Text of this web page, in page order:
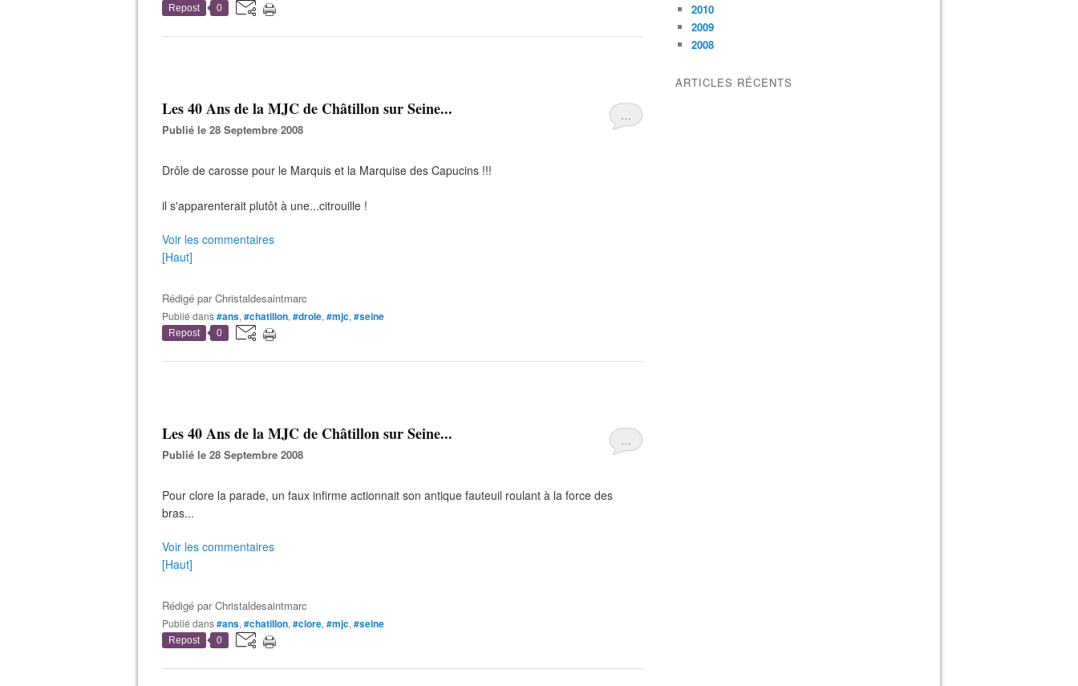
Repost 0
…
Les 40 Ans de la MJC de Châtillon sur Seine...
Publié le 28 Septembre 2008
Drôle de carosse pour le Marquis et la Marquise des Capucins !!!
il s'apparenterait plutôt à une...citrouille !
Voir les commentaires
[Haut]
Rédigé parChristaldesaintmarc
Publié dans#ans, #chatillon, #drole, #mjc, #seine
Repost 0
…
Les 40 Ans de la MJC de Châtillon sur Seine...
Publié le 28 Septembre 2008
Pour clore la parade, un faux infirme actionnait son antique fauteuil roulant à la force des
bras...
Voir les commentaires
[Haut]
Rédigé parChristaldesaintmarc
Publié dans#ans, #chatillon, #clore, #mjc, #seine
Repost 0
2010
2009
2008
ARTICLES RÉCENTS